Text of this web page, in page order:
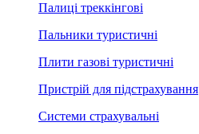
Палиці треккінгові
Пальники туристичні
Плити газові туристичні
Пристрій для підстрахування
Системи страхувальні